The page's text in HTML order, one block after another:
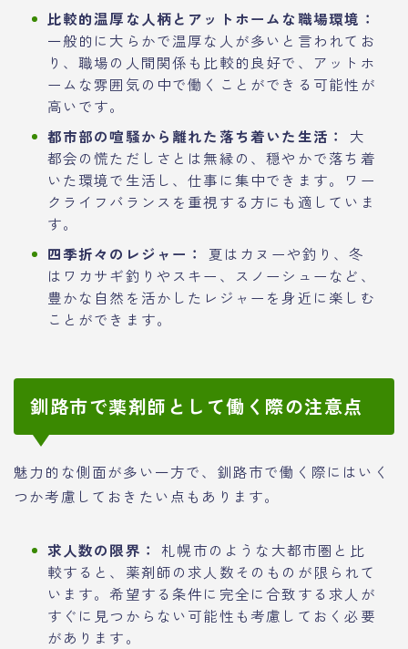
比較的温厚な人柄とアットホームな職場環境：
一般的に大らかで温厚な人が多いと言われてお
り、職場の人間関係も比較的良好で、アットホ
ームな雰囲気の中で働くことができる可能性が
高いです。
都市部の喧騒から離れた落ち着いた生活：
大
都会の慌ただしさとは無縁の、穏やかで落ち着
いた環境で生活し、仕事に集中できます。ワー
クライフバランスを重視する方にも適していま
す。
四季折々のレジャー：
夏はカヌーや釣り、冬
はワカサギ釣りやスキー、スノーシューなど、
豊かな自然を活かしたレジャーを身近に楽しむ
ことができます。
釧路市で薬剤師として働く際の注意点
魅力的な側面が多い一方で、釧路市で働く際にはいく
つか考慮しておきたい点もあります。
求人数の限界：
札幌市のような大都市圏と比
較すると、薬剤師の求人数そのものが限られて
います。希望する条件に完全に合致する求人が
すぐに見つからない可能性も考慮しておく必要
があります。